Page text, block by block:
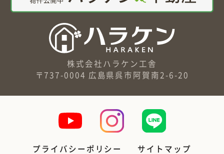
株式会社ハラケン工舎
〒737-0004 広島県呉市阿賀南2-6-20
プライバシーポリシー サイトマップ